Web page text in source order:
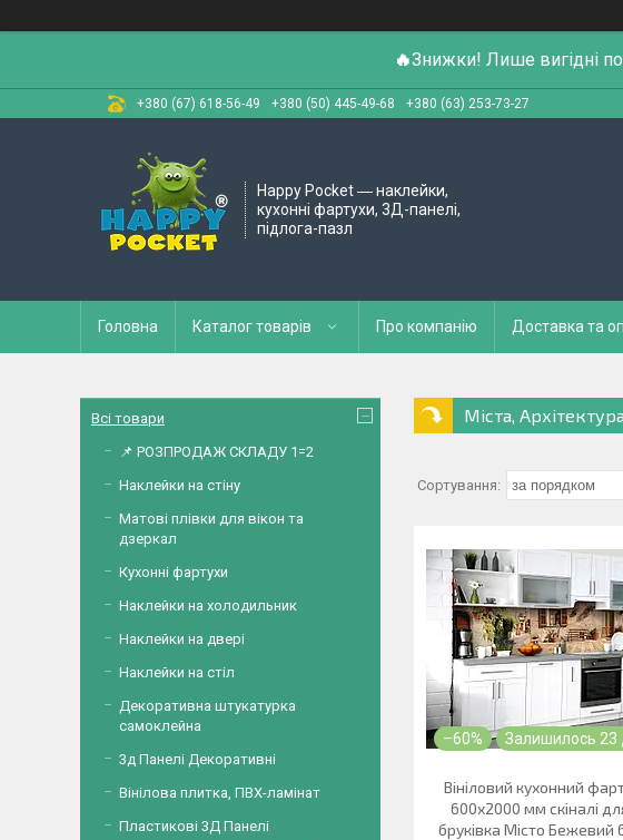
🔥Знижки! Лише вигідні
+380 (67) 618-56-49 +380 (50) 445-49-68 +380 (63) 253-73-27
Happy Pocket ― наклейки,
кухонні фартухи, 3Д-панелі,
підлога-пазл
Головна Каталог товарів Про компанію Доставка та
Міста,
–60% Залишилось 23
Вініловий кухонний
600х2000 мм скіналі
бруківка Місто Бежевий
Всі товари
📌 РОЗПРОДАЖ СКЛАДУ 1=2
Наклейки на стіну
Матові плівки для вікон та
дзеркал
Кухонні фартухи
Наклейки на холодильник
Наклейки на двері
Наклейки на стіл
Декоративна штукатурка
самоклейна
3д Панелі Декоративні
Вінілова плитка, ПВХ-ламінат
Пластикові 3Д Панелі